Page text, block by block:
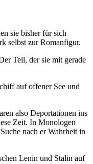
sie bisher für sich
selbst zur Romanfigur.
Teil, der sie mit gerade
auf offener See und
also Deportationen ins
Zeit. In Monologen
nach er Wahrheit in
Lenin und Stalin auf